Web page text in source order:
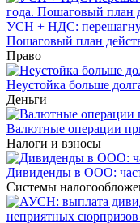
УСН + НДС:
Пошаговый план
Право
Неустойка больше
Деньги
Валютные операции
Налоги и взносы
Дивиденды в ООО:
Системы